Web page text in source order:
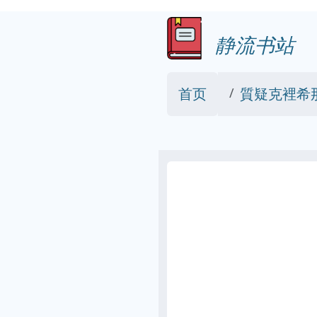
静流书站
首页 質疑克裡希